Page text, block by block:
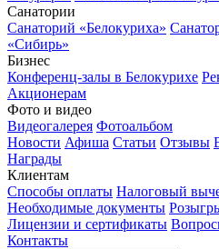
Санатории
Санаторий «Белокуриха»
«Сибирь»
Бизнес
Конференц-залы в Белокурихе
Акционерам
Фото и видео
Видеогалерея Фотоальбом
Новости Афиша Статьи Отзывы
Награды
Клиентам
Способы оплаты Налоговый
Необходимые документы
Лицензии и сертификаты
Контакты